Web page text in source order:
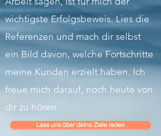
wichtigste Erfolgsbeweis. Lies die
Referenzen und mach dir selbst
ein Bild davon, welche Fortschritte
meine Kunden erzielt haben. Ich
freue mich darauf, noch heute von
dir zu hören.
Lass uns über deine Ziele reden